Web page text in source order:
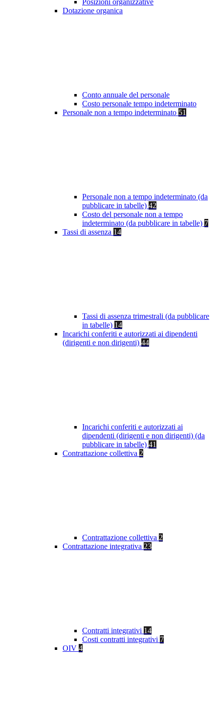
Posizioni organizzative
Dotazione organica
Conto annuale del personale
Costo personale tempo indeterminato
Personale non a tempo indeterminato 51
Personale non a tempo indeterminato (da
pubblicare in tabelle) 42
Costo del personale non a tempo
indeterminato (da pubblicare in tabelle) 7
Tassi di assenza 14
Tassi di assenza trimestrali (da pubblicare
in tabelle) 14
Incarichi conferiti e autorizzati ai dipendenti
(dirigenti e non dirigenti) 44
Incarichi conferiti e autorizzati ai
dipendenti (dirigenti e non dirigenti) (da
pubblicare in tabelle) 41
Contrattazione collettiva 2
Contrattazione collettiva 2
Contrattazione integrativa 23
Contratti integrativi 14
Costi contratti integrativi 7
OIV 4